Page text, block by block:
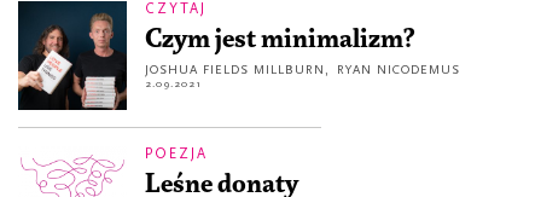
CZYTAJ
Czym jest minimalizm?
JOSHUA FIELDS MILLBURN , RYAN NICODEMUS
2.09.2021
POEZJA
Leśne donaty